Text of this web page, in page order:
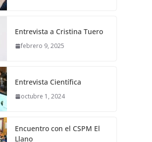
Entrevista a Cristina Tuero
febrero 9, 2025
Entrevista Científica
octubre 1, 2024
Encuentro con el CSPM El
Llano